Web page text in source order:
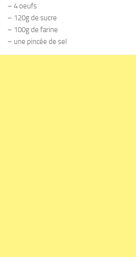
– 4 oeufs
– 120g de sucre
– 100g de farine
– une pincée de sel